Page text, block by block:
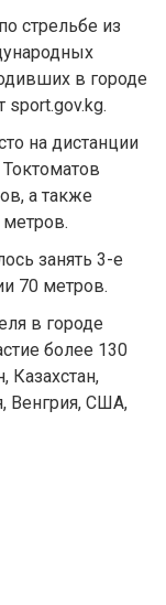
стрельбе из
в городе
sport.gov.kg.
на дистанции
а также
занять 3-е
70 метров.
в городе
более 130
Казахстан,
Венгрия, США,